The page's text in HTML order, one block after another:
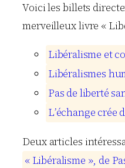
Voici les billets
merveilleux livre «
Libéralisme etc
Libéralismes hu
Pas de liberté sa
L’échange crée d
Deux articles
« Libéralisme », de Pa